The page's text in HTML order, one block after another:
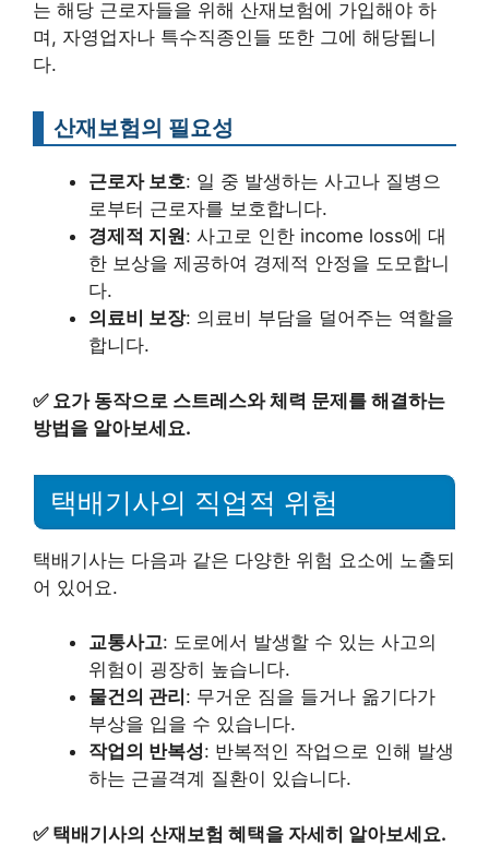
는 해당 근로자들을 위해 산재보험에 가입해야 하
며, 자영업자나 특수직종인들 또한 그에 해당됩니
다.
산재보험의 필요성
근로자 보호: 일 중 발생하는 사고나 질병으
로부터 근로자를 보호합니다.
경제적 지원: 사고로 인한 income loss에 대
한 보상을 제공하여 경제적 안정을 도모합니
다.
의료비 보장: 의료비 부담을 덜어주는 역할을
합니다.
✅ 요가 동작으로 스트레스와 체력 문제를 해결하는
방법을 알아보세요.
택배기사의 직업적 위험
택배기사는 다음과 같은 다양한 위험 요소에 노출되
어 있어요.
교통사고: 도로에서 발생할 수 있는 사고의
위험이 굉장히 높습니다.
물건의 관리 : 무거운 짐을 들거나 옮기다가
부상을 입을 수 있습니다.
작업의 반복성: 반복적인 작업으로 인해 발생
하는 근골격계 질환이 있습니다.
✅ 택배기사의 산재보험 혜택을 자세히 알아보세요.